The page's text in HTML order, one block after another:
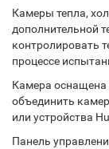
Камеры тепла,
дополнительной
контролировать
процессе
Камера
объединить
или устройства
Панель